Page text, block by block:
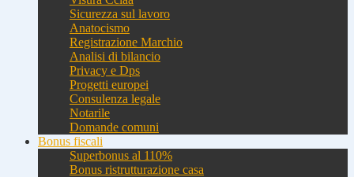
Sicurezza sul lavoro
Anatocismo
Registrazione Marchio
Analisi di bilancio
Privacy e Dps
Progetti europei
Consulenza legale
Notarile
Domande comuni
Bonus fiscali
Superbonus al 110%
Bonus ristrutturazione casa